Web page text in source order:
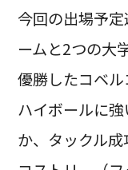
今回の出場予
ームと2つの大
優勝したコベル
ハイボールに
か、タックル